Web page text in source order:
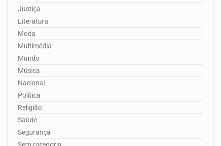
Justiça
Literatura
Moda
Multimédia
Mundo
Música
Nacional
Política
Religião
Saúde
Segurança